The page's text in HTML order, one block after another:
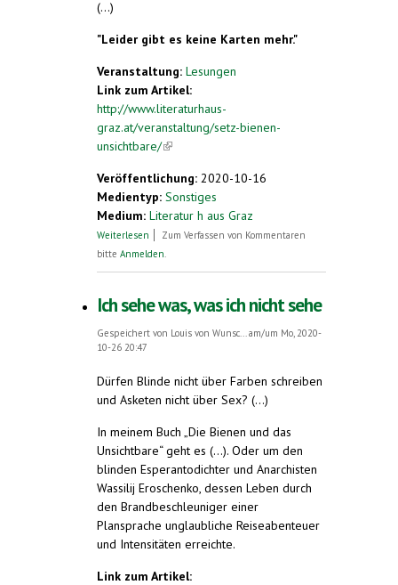
(...)
"Leider gibt es keine Karten mehr."
Veranstaltung: Lesungen
Link zum Artikel:
http://www.literaturhaus-
graz.at/veranstaltung/setz-bienen-
unsichtbare/(link is external)
Veröffentlichung: 2020-10-16
Medientyp: Sonstiges
Medium: Literatur h aus Graz
Weiterlesen über Clemens J. Setz liest aus „Die Bienen
Zum Verfassen von Kommentaren
bitte Anmelden.
Ich sehe was, was ich nicht sehe
Gespeichert von Louis von Wunsc...am/um Mo, 2020-
10-26 20:47
Dürfen Blinde nicht über Farben schreiben
und Asketen nicht über Sex? (...)
In meinem Buch „Die Bienen und das
Unsichtbare“ geht es (...). Oder um den
blinden Esperantodichter und Anarchisten
Wassilij Eroschenko, dessen Leben durch
den Brandbeschleuniger einer
Plansprache unglaubliche Reiseabenteuer
und Intensitäten erreichte.
Link zum Artikel: